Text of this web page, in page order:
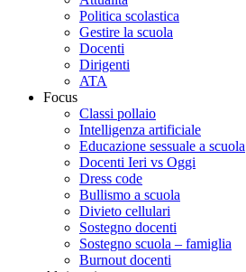
Politica scolastica
Gestire la scuola
Docenti
Dirigenti
ATA
Focus
Classi pollaio
Intelligenza artificiale
Educazione sessuale a scuola
Docenti Ieri vs Oggi
Dress code
Bullismo a scuola
Divieto cellulari
Sostegno docenti
Sostegno scuola – famiglia
Burnout docenti